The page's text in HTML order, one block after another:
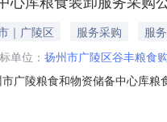
｜广陵区 服务采购
服务
单位： 扬州市广陵区谷丰粮食
广陵粮食和物资储备中心库粮